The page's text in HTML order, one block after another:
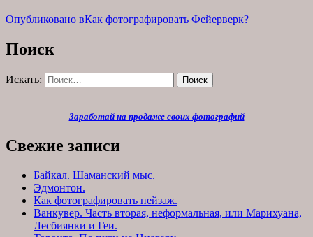
Опубликовано вКак фотографировать Фейерверк?
Поиск
Искать: Поиск
Заработай на продаже своих фотографий
Свежие записи
Байкал. Шаманский мыс.
Эдмонтон.
Как фотографировать пейзаж.
Ванкувер. Часть вторая, неформальная, или Марихуана,
Лесбиянки и Геи.